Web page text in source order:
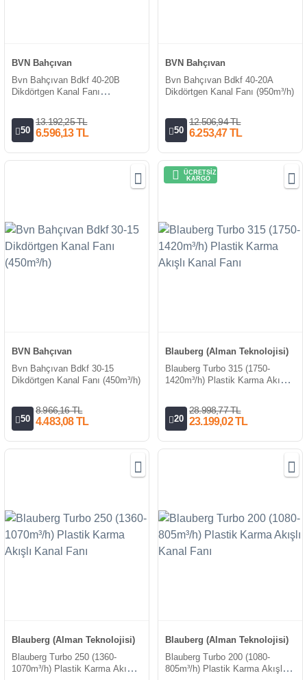
BVN Bahçıvan
Bvn Bahçıvan Bdkf 40-20B
Dikdörtgen Kanal Fanı
50
13.192,25 TL
6.596,13 TL
BVN Bahçıvan
Bvn Bahçıvan Bdkf 40-20A
Dikdörtgen Kanal Fanı (950m³/h)
50
12.506,94 TL
6.253,47 TL
BVN Bahçıvan
Bvn Bahçıvan Bdkf 30-15
Dikdörtgen Kanal Fanı (450m³/h)
50
8.966,16 TL
4.483,08 TL
ÜCRETSİZ
KARGO
Blauberg (Alman Teknolojisi)
Blauberg Turbo 315 (1750-
1420m³/h) Plastik Karma Akışlı
20
28.998,77 TL
23.199,02 TL
Blauberg (Alman Teknolojisi)
Blauberg Turbo 250 (1360-
1070m³/h) Plastik Karma Akışlı
Blauberg (Alman Teknolojisi)
Blauberg Turbo 200 (1080-
805m³/h) Plastik Karma Akışlı